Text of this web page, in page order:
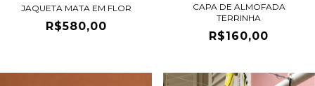
JAQUETA MATA EM FLOR
R$580,00
CAPA DE ALMOFADA
TERRINHA
R$160,00